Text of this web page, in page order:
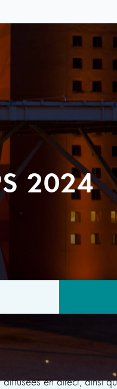
2024
comprendra des
diffusées en direct, ainsi